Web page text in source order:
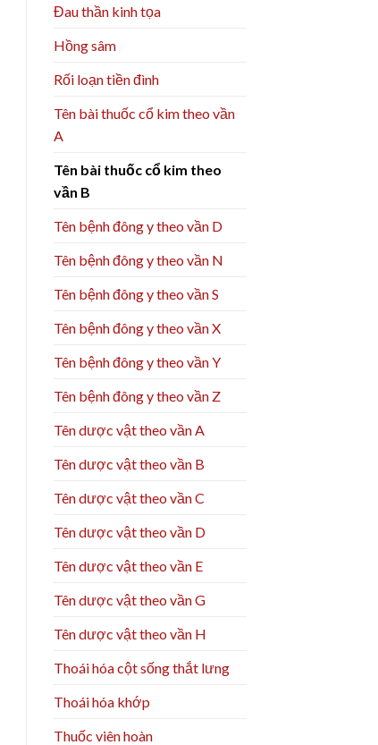
Đau thần kinh tọa
Hồng sâm
Rối loạn tiền đình
Tên bài thuốc cổ kim theo vần
A
Tên bài thuốc cổ kim theo
vần B
Tên bệnh đông y theo vần D
Tên bệnh đông y theo vần N
Tên bệnh đông y theo vần S
Tên bệnh đông y theo vần X
Tên bệnh đông y theo vần Y
Tên bệnh đông y theo vần Z
Tên dược vật theo vần A
Tên dược vật theo vần B
Tên dược vật theo vần C
Tên dược vật theo vần D
Tên dược vật theo vần E
Tên dược vật theo vần G
Tên dược vật theo vần H
Thoái hóa cột sống thắt lưng
Thoái hóa khớp
Thuốc viên hoàn